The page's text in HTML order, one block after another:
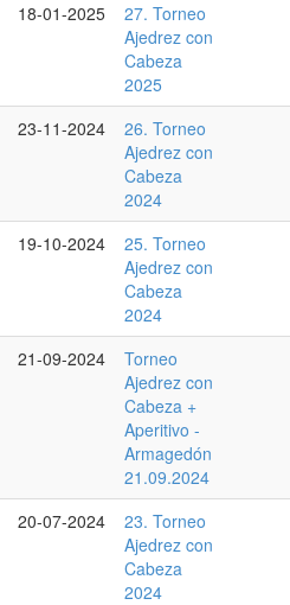
18-01-2025
27. Torneo
Ajedrez con
Cabeza
2025
23-11-2024
26. Torneo
Ajedrez con
Cabeza
2024
19-10-2024
25. Torneo
Ajedrez con
Cabeza
2024
21-09-2024
Torneo
Ajedrez con
Cabeza +
Aperitivo -
Armagedón
21.09.2024
20-07-2024
23. Torneo
Ajedrez con
Cabeza
2024